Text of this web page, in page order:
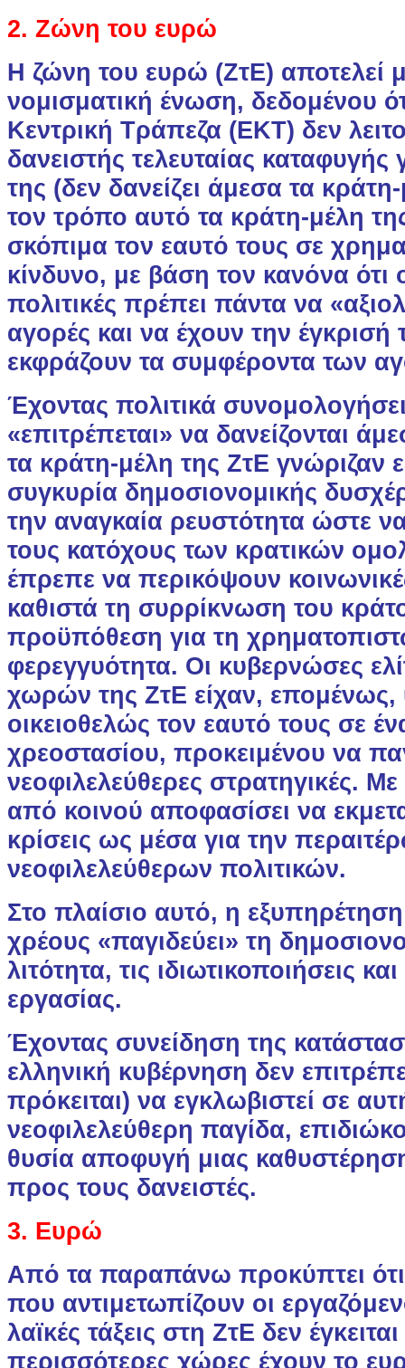
2. Ζώνη του ευρώ
Η ζώνη του ευρώ (ΖτΕ) αποτελεί
νομισματική ένωση, δεδομένου
Κεντρική Τράπεζα (ΕΚΤ) δεν
δανειστής τελευταίας καταφυγής
της (δεν δανείζει άμεσα τα
τον τρόπο αυτό τα κράτη-μέλη
σκόπιμα τον εαυτό τους σε
κίνδυνο, με βάση τον κανόνα ότι
πολιτικές πρέπει πάντα να
αγορές και να έχουν την
εκφράζουν τα συμφέροντα των
Έχοντας πολιτικά
«επιτρέπεται» να δανείζονται
τα κράτη-μέλη της ΖτΕ γνώριζαν
συγκυρία δημοσιονομικής
την αναγκαία ρευστότητα ώστε
τους κατόχους των κρατικών
έπρεπε να περικόψουν
καθιστά τη συρρίκνωση του
προϋπόθεση για τη
φερεγγυότητα. Οι κυβερνώσες
χωρών της ΖτΕ είχαν, επομένως,
οικειοθελώς τον εαυτό τους σε
χρεοστασίου, προκειμένου να
νεοφιλελεύθερες στρατηγικές.
από κοινού αποφασίσει να
κρίσεις ως μέσα για την
νεοφιλελεύθερων πολιτικών.
Στο πλαίσιο αυτό, η
χρέους «παγιδεύει» τη
λιτότητα, τις ιδιωτικοποιήσεις
εργασίας.
Έχοντας συνείδηση της
ελληνική κυβέρνηση δεν
πρόκειται) να εγκλωβιστεί σε
νεοφιλελεύθερη παγίδα,
θυσία αποφυγή μιας
προς τους δανειστές.
3. Ευρώ
Από τα παραπάνω προκύπτει
που αντιμετωπίζουν οι
λαϊκές τάξεις στη ΖτΕ δεν
περισσότερες χώρες έχουν το